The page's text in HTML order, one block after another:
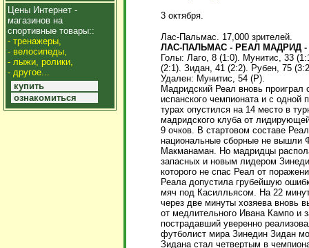
Цены Интернет -
магазинов на
спортивные товары::
- тренажеры,
- велосипеды,
- лыжи, ролики,
- другое...
купить
ознакомиться
3 октября.
Лас-Пальмас. 17,000 зрителей.
ЛАС-ПАЛЬМАС - РЕАЛ МАДРИД -
Голы: Лаго, 8 (1:0). Мунитис, 33
(2:1). Зидан, 41 (2:2). Рубен, 75
Удален: Мунитис, 54 (Р).
Мадридский Реал вновь проиграл
испанского чемпионата и с одной
турах опустился на 14 место в
мадридского клуба от
9 очков. В стартовом составе
национальные сборные не вышли
Макманаман. Но мадридцы
запасных и новым лидером
которого не спас Реал от
Реала допустила грубейшую
мяч под Касилльясом. На 22
через две минуты хозяева вновь
от медлительного Ивана Кампо и
пострадавший уверенно
футболист мира Зинедин Зидан
Зидана стал четвертым в